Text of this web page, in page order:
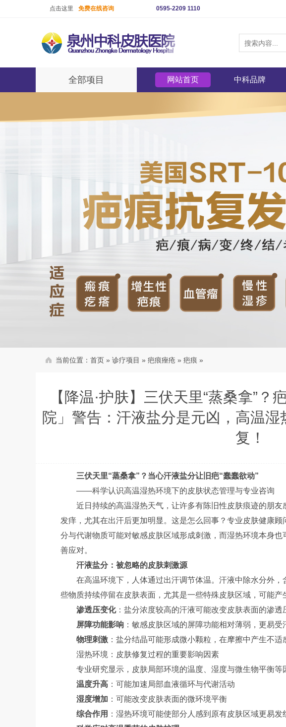
点击这里 免费在线咨询 0595-2209 1110
全部项目 网站首页 中科品牌
当前位置： 首页 » 诊疗项目 » 疤痕痤疮 » 疤痕 »
【降温·护肤】三伏天里“蒸桑拿”
院」警告：汗液盐分是元凶，高温
复！
三伏天里“蒸桑拿”？当心汗液盐分让旧疤“蠢蠢欲动”
——科学认识高温湿热环境下的皮肤状态管理与专业咨询
近日持续的高温湿热天气，让许多有陈旧性皮肤痕迹的朋友
发痒，尤其在出汗后更加明显。这是怎么回事？专业皮肤健康
分与代谢物质可能对敏感皮肤区域形成刺激，而湿热环境本身
善应对。
汗液盐分：被忽略的皮肤刺激源
在高温环境下，人体通过出汗调节体温。汗液中除水分外
些物质持续停留在皮肤表面，尤其是一些特殊皮肤区域，可能产
渗透压变化：盐分浓度较高的汗液可能改变皮肤表面的渗透
屏障功能影响 ：敏感皮肤区域的屏障功能相对薄弱，更易受
物理刺激 ：盐分结晶可能形成微小颗粒，在摩擦中产生不适
湿热环境：皮肤修复过程的重要影响因素
专业研究显示，皮肤局部环境的温度、湿度与微生物平衡等
温度升高 ：可能加速局部血液循环与代谢活动
湿度增加 ：可能改变皮肤表面的微环境平衡
综合作用 ：湿热环境可能使部分人感到原有皮肤区域更易发